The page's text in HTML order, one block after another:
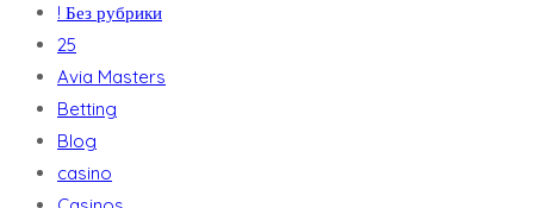
! Без рубрики
25
Avia Masters
Betting
Blog
casino